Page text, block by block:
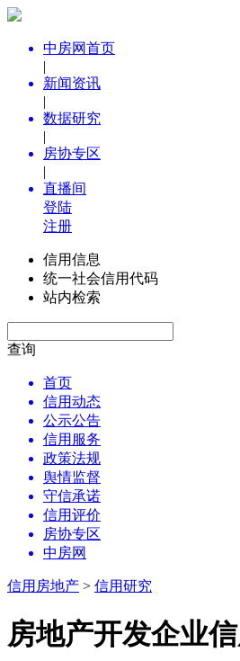
中房网首页
|
新闻资讯
|
数据研究
|
房协专区
|
直播间
登陆
注册
信用信息
统一社会信用代码
站内检索
查询
首页
信用动态
公示公告
信用服务
政策法规
舆情监督
守信承诺
信用评价
房协专区
中房网
信用房地产 > 信用研究
房地产开发企业信